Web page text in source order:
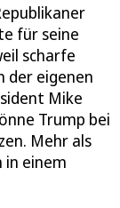
für seine
scharfe
der eigenen
Mike
Trump bei
Mehr als
in einem